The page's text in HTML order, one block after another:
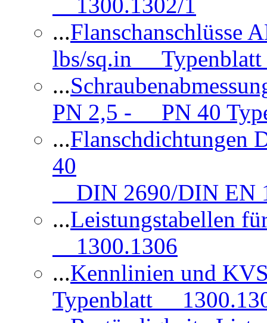
...
lbs/sq.in Typenblatt
...
PN 2,5 - PN 40
...
40
DIN 2690/DIN EN
...Leistungstabellen
1300.1306
...Kennlinien und
Typenblatt